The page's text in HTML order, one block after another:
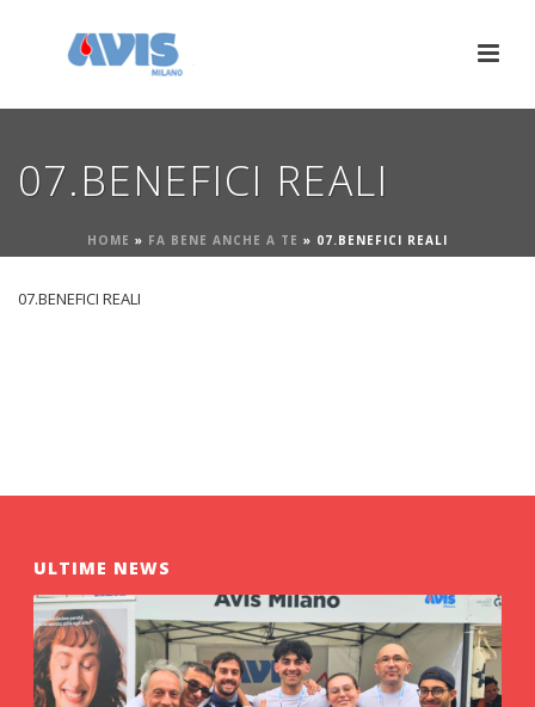
07.BENEFICI REALI
HOME » FA BENE ANCHE A TE » 07.BENEFICI REALI
07.BENEFICI REALI
ULTIME NEWS